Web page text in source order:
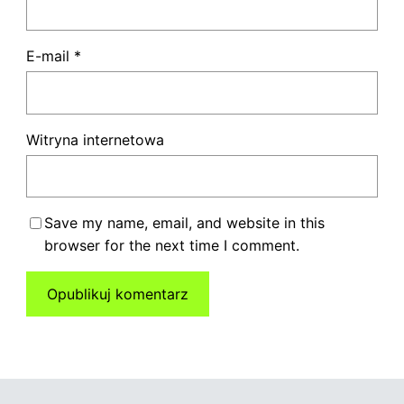
E-mail *
Witryna internetowa
Save my name, email, and website in this
browser for the next time I comment.